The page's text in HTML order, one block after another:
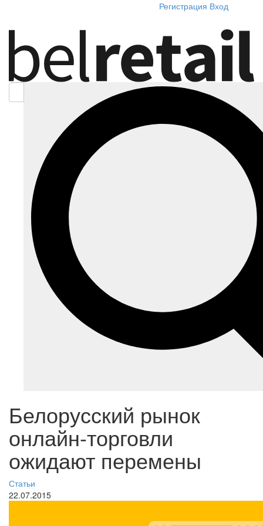
Регистрация Вход
Белорусский рынок
онлайн-торговли
ожидают перемены
Статьи
22.07.2015